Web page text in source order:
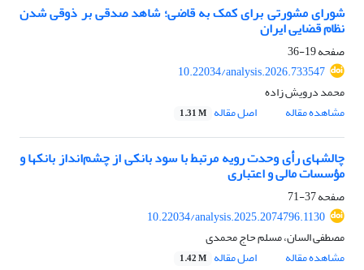
شورای مشورتی برای کمک به قاضی؛ شاهد صدقی بر ذوقی شدن
نظام قضایی ایران
صفحه19-36
10.22034/analysis.2026.733547
محمد درویش زاده
مشاهده مقاله
اصل مقاله 1.31 M
چالشهای رأی وحدت رویه مرتبط با سود بانکی از چشم‌انداز بانکها و
مؤسسات مالی و اعتباری
صفحه37-71
10.22034/analysis.2025.2074796.1130
مصطفی السان، مسلم حاج محمدی
مشاهده مقاله
اصل مقاله 1.42 M